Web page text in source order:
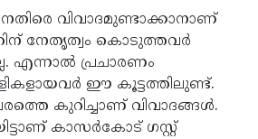
വിവാദമുണ്ടാക്കാനാണ്
നേതൃത്വം കൊടുത്തവർ
എന്നാൽ പ്രചാരണം
ഈ കൂട്ടത്തിലുണ്ട്.
കുറിച്ചാണ് വിവാദങ്ങൾ.
കാസർകോട് ​ഗസ്റ്റ്